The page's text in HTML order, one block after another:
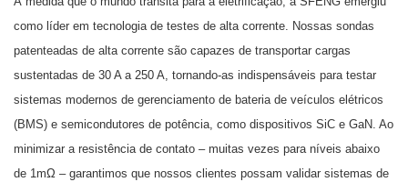
como líder em tecnologia de testes de alta corrente. Nossas sondas
patenteadas de alta corrente são capazes de transportar cargas
sustentadas de 30 A a 250 A, tornando-as indispensáveis ​​para testar
sistemas modernos de gerenciamento de bateria de veículos elétricos
(BMS) e semicondutores de potência, como dispositivos SiC e GaN. Ao
minimizar a resistência de contato – muitas vezes para níveis abaixo
de 1mΩ – garantimos que nossos clientes possam validar sistemas de